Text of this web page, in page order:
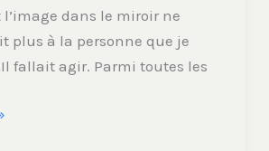
dans le miroir ne
plus à la personne que je
fallait agir. Parmi toutes les